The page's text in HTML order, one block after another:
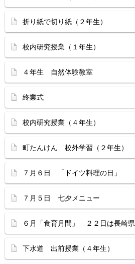
折り紙で切り紙（２年生）
校内研究授業（１年生）
４年生 自然体験教室
終業式
校内研究授業（４年生）
町たんけん 校外学習（２年生）
７月６日 「ドイツ料理の日」
７月５日 七夕メニュー
６月「食育月間」 ２２日は長崎県
下水道 出前授業（４年生）